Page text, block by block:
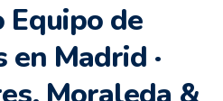
Equipo de
Madrid ·